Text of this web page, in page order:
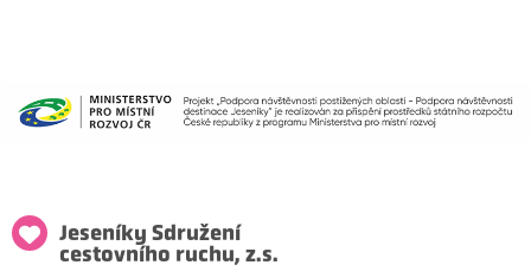
Jeseníky Sdružení
cestovního ruchu, z.s.